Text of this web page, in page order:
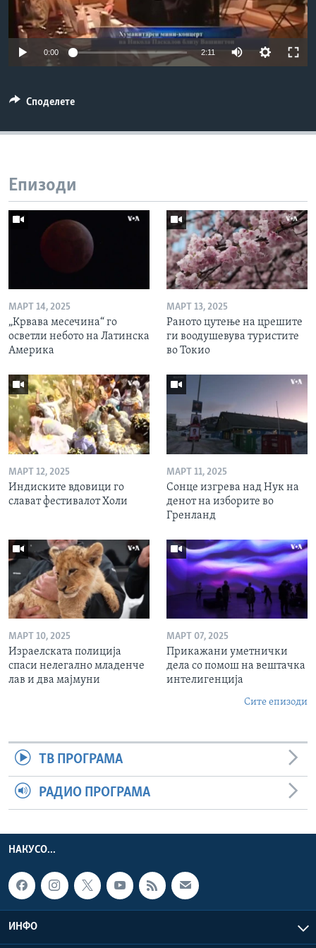
ИНТЕРВЈУА
Јазици
0:00 2:11
Споделете
Епизоди
МАРТ 14, 2025
„Крвава месечина“ го
осветли небото на Латинска
Америка
МАРТ 13, 2025
Раното цутење на црешите
ги воодушевува туристите
во Токио
МАРТ 12, 2025
Индиските вдовици го
слават фестивалот Холи
МАРТ 11, 2025
Сонце изгрева над Нук на
денот на изборите во
Гренланд
МАРТ 10, 2025
Израелската полиција
спаси нелегално младенче
лав и два мајмуни
МАРТ 07, 2025
Прикажани уметнички
дела со помош на вештачка
интелигенција
Сите епизоди
ТВ ПРОГРАМА
РАДИО ПРОГРАМА
НАКУСО...
ИНФО